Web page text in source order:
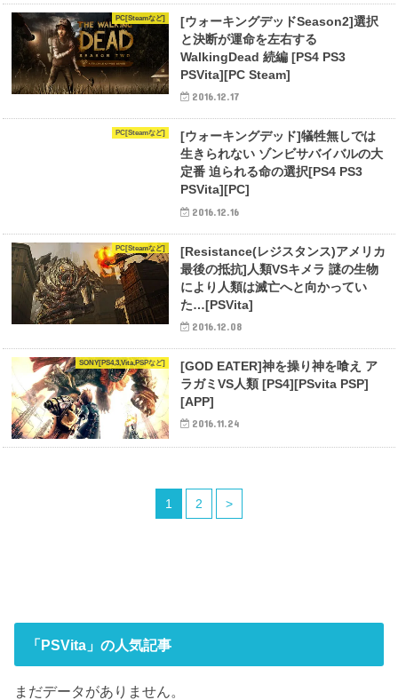
PC[Steamなど]
[ウォーキングデッドSeason2]選択
と決断が運命を左右する
WalkingDead 続編 [PS4 PS3
PSVita][PC Steam]
2016.12.17
PC[Steamなど]
[ウォーキングデッド]犠牲無しでは
生きられない ゾンビサバイバルの大
定番 迫られる命の選択[PS4 PS3
PSVita][PC]
2016.12.16
PC[Steamなど]
[Resistance(レジスタンス)アメリカ
最後の抵抗]人類VSキメラ 謎の生物
により人類は滅亡へと向かってい
た…[PSVita]
2016.12.08
SONY[PS4,3,Vita,PSPなど]
[GOD EATER]神を操り神を喰え ア
ラガミVS人類 [PS4][PSvita PSP]
[APP]
2016.11.24
1 2 >
「PSVita」の人気記事
まだデータがありません。